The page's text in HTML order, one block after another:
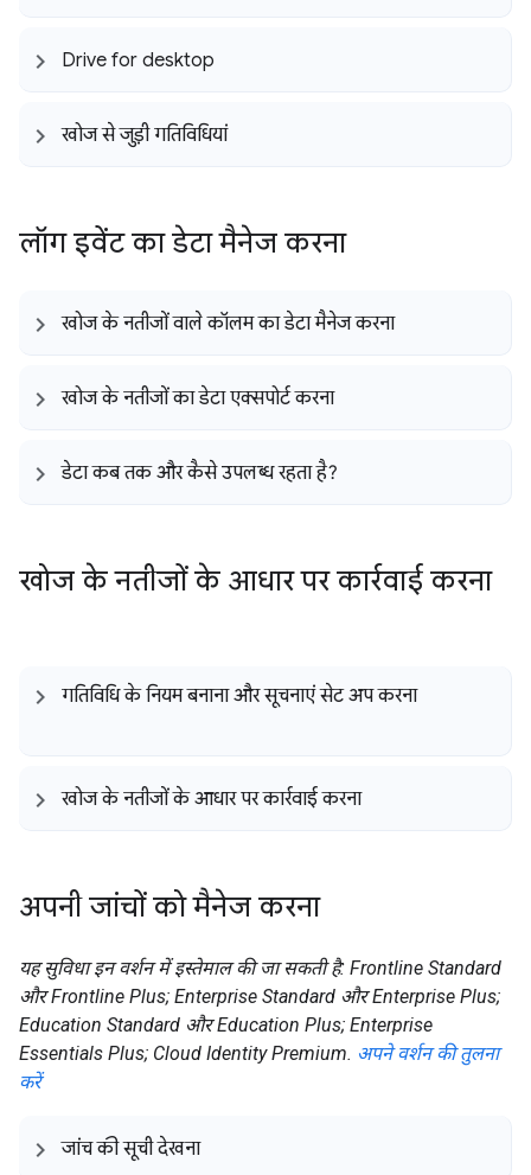
Drive for desktop
खोज से जुड़ी गतिविधियां
लॉग इवेंट का डेटा मैनेज करना
खोज के नतीजों वाले कॉलम का डेटा मैनेज करना
खोज के नतीजों का डेटा एक्सपोर्ट करना
डेटा कब तक और कैसे उपलब्ध रहता है?
खोज के नतीजों के आधार पर कार्रवाई करना
गतिविधि के नियम बनाना और सूचनाएं सेट अप करना
खोज के नतीजों के आधार पर कार्रवाई करना
अपनी जांचों को मैनेज करना
यह सुविधा इन वर्शन में इस्तेमाल की जा सकती है: Frontline Standard
और Frontline Plus; Enterprise Standard और Enterprise Plus;
Education Standard और Education Plus; Enterprise
Essentials Plus; Cloud Identity Premium. अपने वर्शन की तुलना
करें
जांच की सूची देखना